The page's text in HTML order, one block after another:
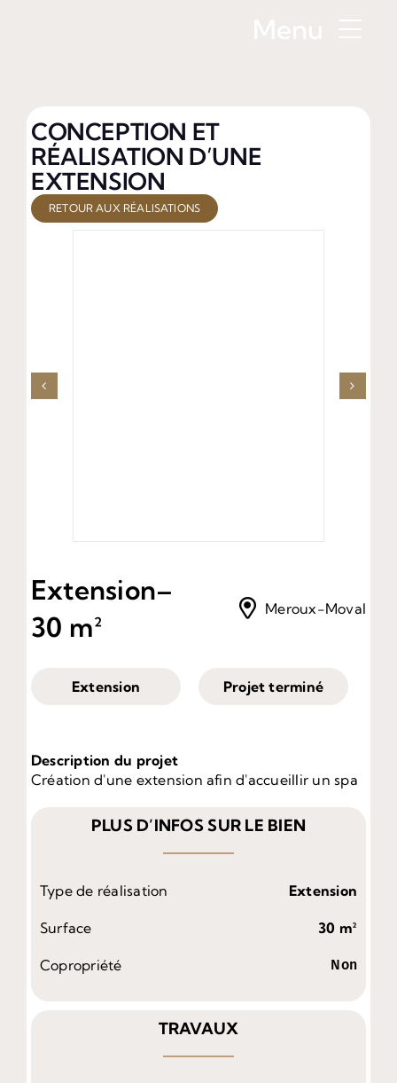
CONCEPTION ET
RÉALISATION D’UNE
EXTENSION
RETOUR AUX RÉALISATIONS
Extension–
30 m²
Meroux-Moval
Extension Projet terminé
Description du projet
Création d'une extension afin d'accueillir un spa
PLUS D’INFOS SUR LE BIEN
Type de réalisation Extension
Surface 30 m²
Copropriété Non
TRAVAUX